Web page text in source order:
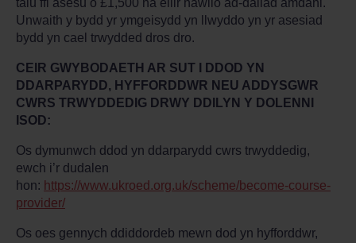
talu ffi asesu o £1,500 na ellir hawlio ad-daliad amdani.
Unwaith y bydd yr ymgeisydd yn llwyddo yn yr asesiad
bydd yn cael trwydded dros dro.
CEIR GWYBODAETH AR SUT I DDOD YN
DDARPARYDD, HYFFORDDWR NEU ADDYSGWR
CWRS TRWYDDEDIG DRWY DDILYN Y DOLENNI
ISOD:
Os dymunwch ddod yn ddarparydd cwrs trwyddedig,
ewch i’r dudalen
hon: https://www.ukroed.org.uk/scheme/become-course-
provider/
Os oes gennych ddiddordeb mewn dod yn hyfforddwr,